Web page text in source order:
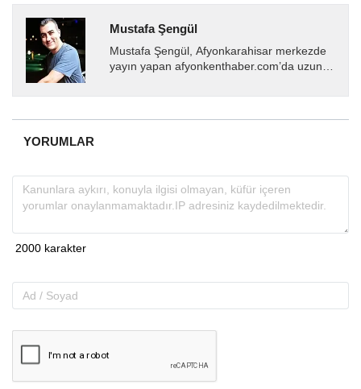
Mustafa Şengül
Mustafa Şengül, Afyonkarahisar merkezde
yayın yapan afyonkenthaber.com’da uzun
almakta, haber akışı...
YORUMLAR